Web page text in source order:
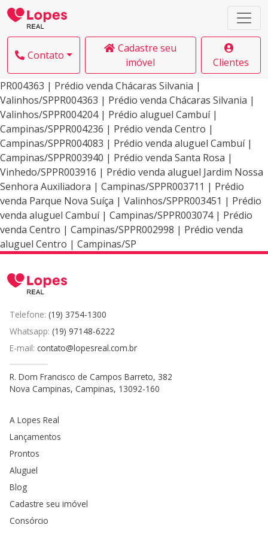
Contato
Cadastre seu
imóvel
Clientes
PR004363 | Prédio venda Chácaras Silvania |
Valinhos/SPPR004363 | Prédio venda Chácaras Silvania |
Valinhos/SPPR004204 | Prédio aluguel Cambuí |
Campinas/SPPR004236 | Prédio venda Centro |
Campinas/SPPR004083 | Prédio venda aluguel Cambuí |
Campinas/SPPR003940 | Prédio venda Santa Rosa |
Vinhedo/SPPR003916 | Prédio venda aluguel Jardim Nossa
Senhora Auxiliadora | Campinas/SPPR003711 | Prédio
venda Parque Nova Suíça | Valinhos/SPPR003451 | Prédio
venda aluguel Cambuí | Campinas/SPPR003074 | Prédio
venda Centro | Campinas/SPPR002998 | Prédio venda
aluguel Centro | Campinas/SP
Telefone: (19) 3754-1300
Whatsapp: (19) 97148-6222
E-mail: contato@lopesreal.com.br
R. Dom Francisco de Campos Barreto, 382
Nova Campinas, Campinas, 13092-160
A Lopes Real
Lançamentos
Prontos
Aluguel
Blog
Cadastre seu imóvel
Consórcio